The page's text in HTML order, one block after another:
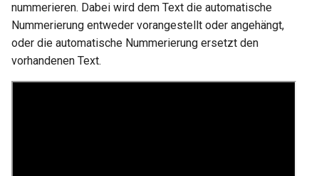
nummerieren. Dabei wird dem Text die automatische
Nummerierung entweder vorangestellt oder angehängt,
oder die automatische Nummerierung ersetzt den
vorhandenen Text.